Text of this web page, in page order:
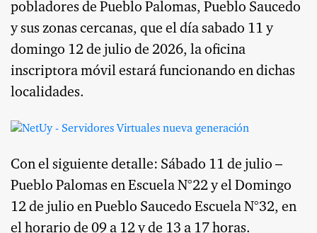
pobladores de Pueblo Palomas, Pueblo Saucedo
y sus zonas cercanas, que el día sabado 11 y
domingo 12 de julio de 2026, la oficina
inscriptora móvil estará funcionando en dichas
localidades.
Con el siguiente detalle: Sábado 11 de julio –
Pueblo Palomas en Escuela N°22 y el Domingo
12 de julio en Pueblo Saucedo Escuela N°32, en
el horario de 09 a 12 y de 13 a 17 horas.